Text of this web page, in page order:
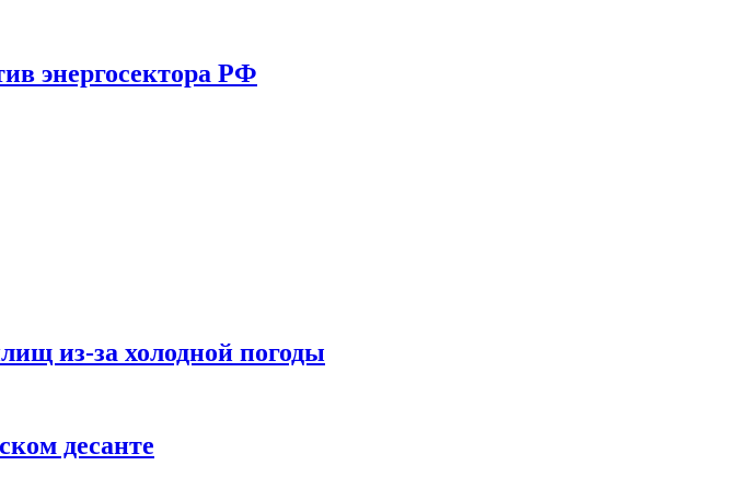
энергосектора РФ
из-за холодной погоды
десанте